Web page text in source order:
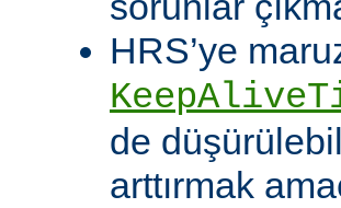
HRS’ye
de
arttırmak